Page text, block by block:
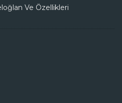
Ve Özellikleri